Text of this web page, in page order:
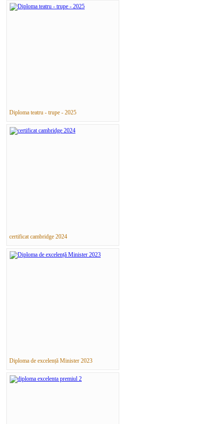
Diploma teatru - trupe - 2025
certificat cambridge 2024
Diploma de excelență Minister 2023